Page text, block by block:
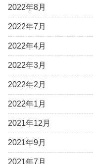
2022年8月
2022年7月
2022年4月
2022年3月
2022年2月
2022年1月
2021年12月
2021年9月
2021年7月